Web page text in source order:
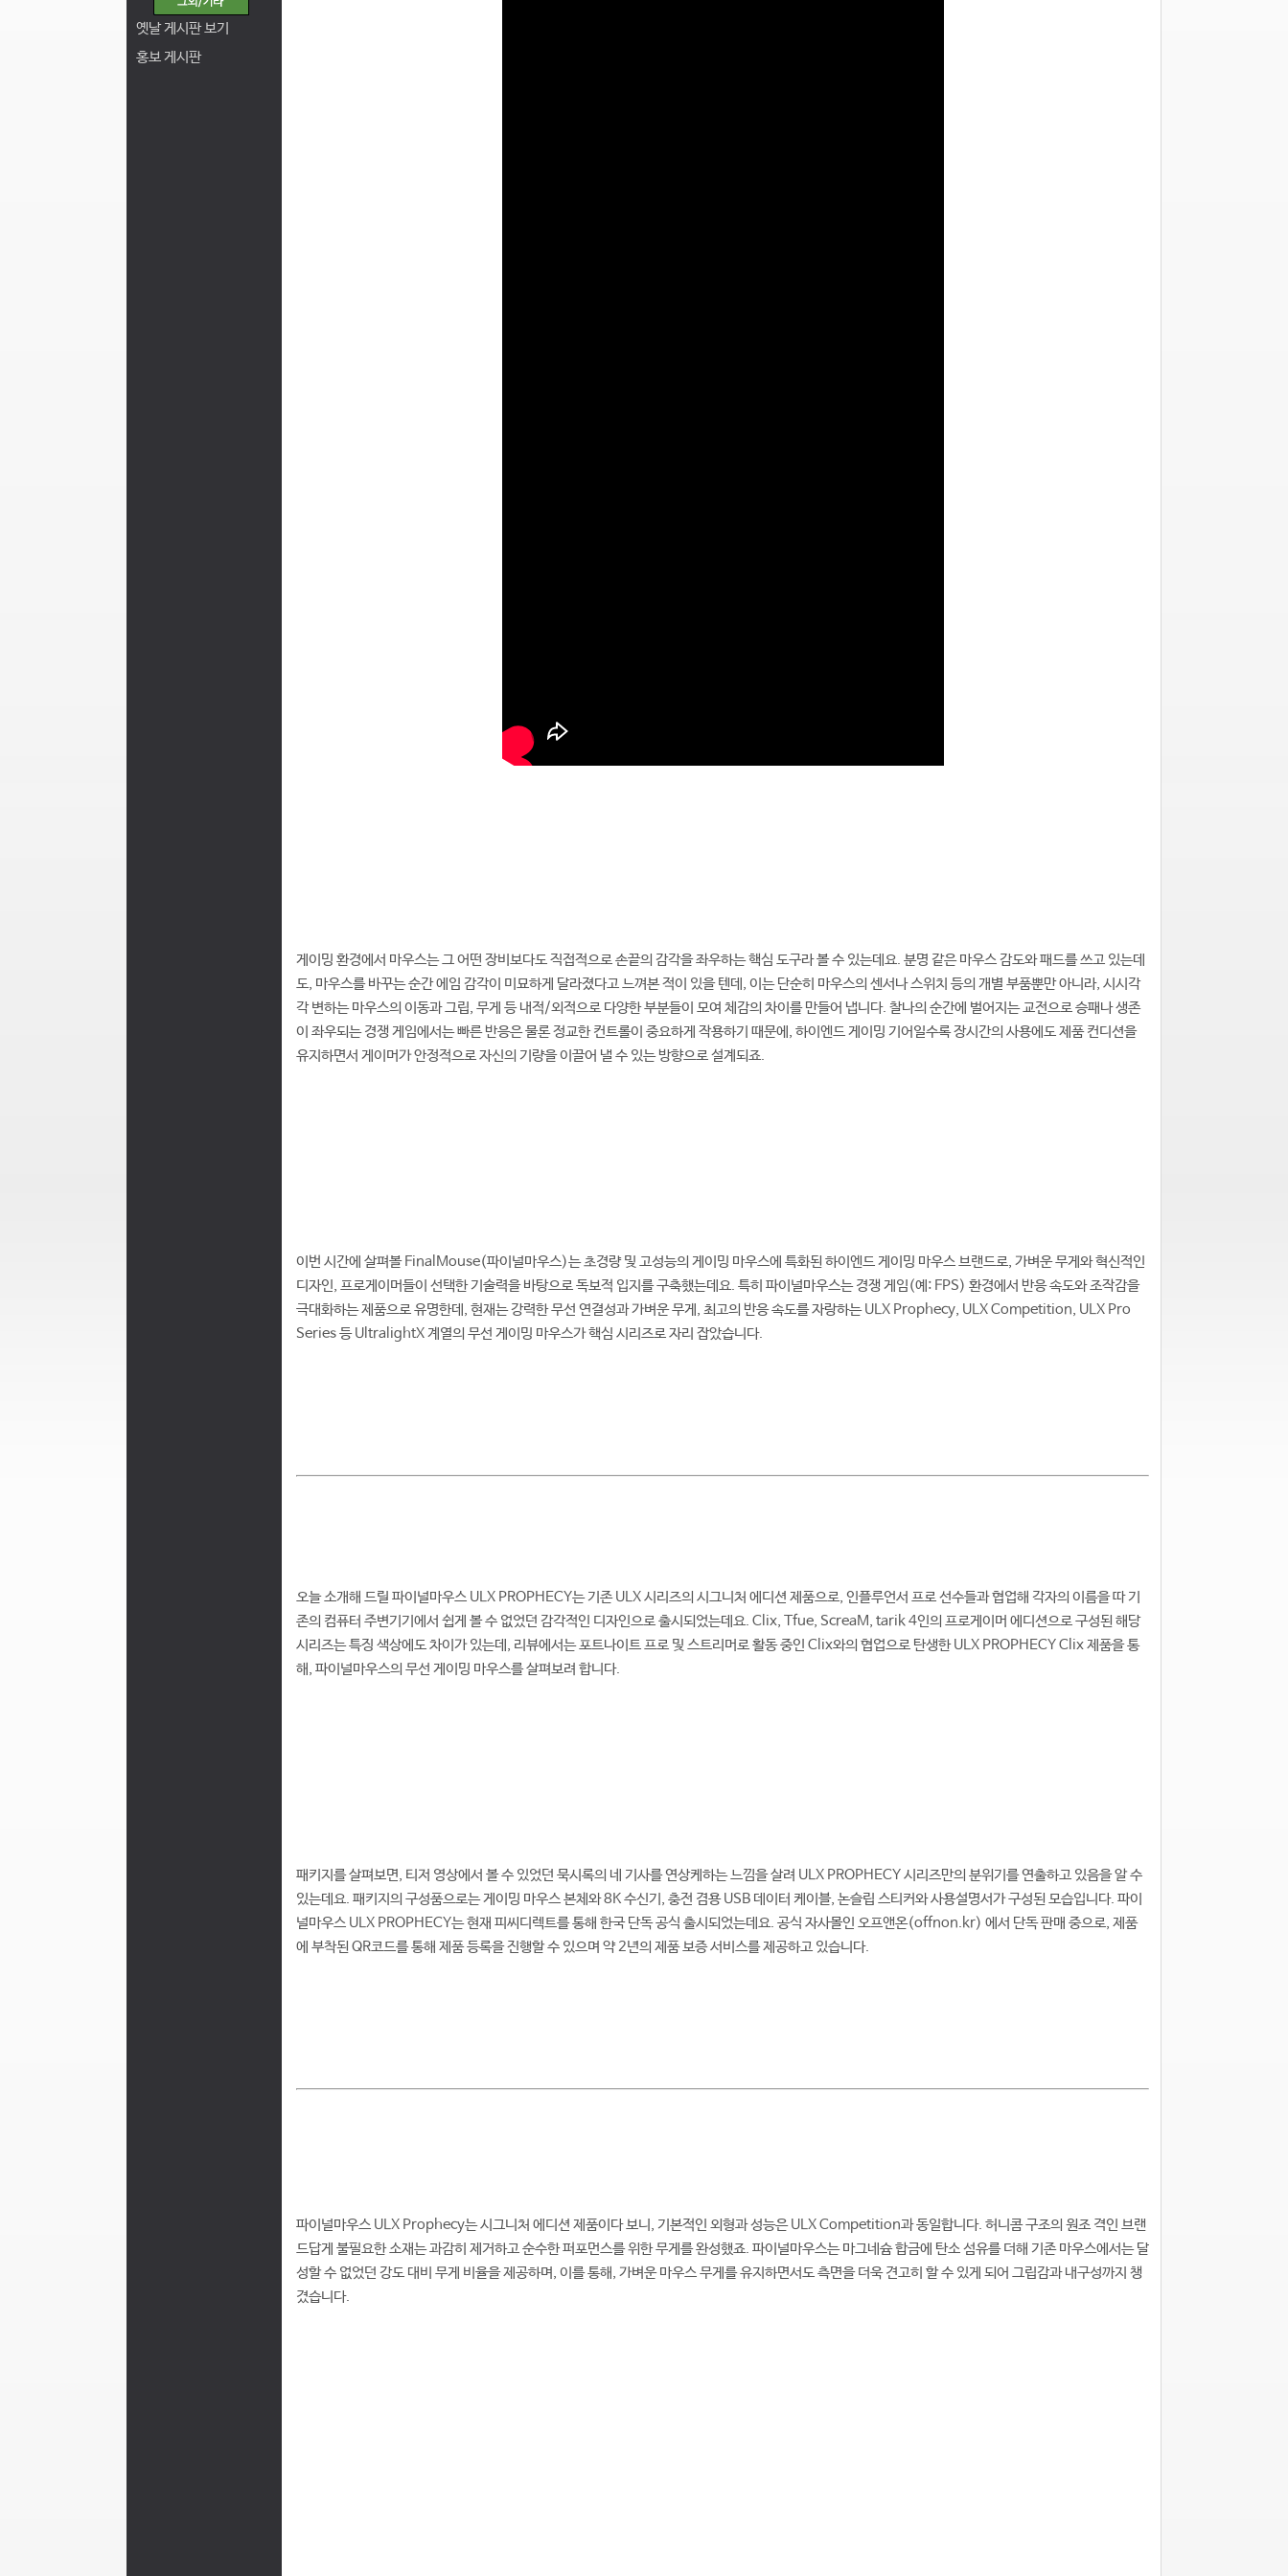
옛날 게시판 보기
홍보 게시판
게이밍 환경에서 마우스는 그 어떤 장비보다도 직접적으로 손끝의 감각을 좌우하는 핵심 도구라 볼 수 있는데요. 분명 같은 마우스 감도와 패드를 쓰고 있는데
도, 마우스를 바꾸는 순간 에임 감각이 미묘하게 달라졌다고 느껴본 적이 있을 텐데, 이는 단순히 마우스의 센서나 스위치 등의 개별 부품뿐만 아니라, 시시각
각 변하는 마우스의 이동과 그립, 무게 등 내적/외적으로 다양한 부분들이 모여 체감의 차이를 만들어 냅니다. 찰나의 순간에 벌어지는 교전으로 승패나 생존
이 좌우되는 경쟁 게임에서는 빠른 반응은 물론 정교한 컨트롤이 중요하게 작용하기 때문에, 하이엔드 게이밍 기어일수록 장시간의 사용에도 제품 컨디션을
유지하면서 게이머가 안정적으로 자신의 기량을 이끌어 낼 수 있는 방향으로 설계되죠.
이번 시간에 살펴볼 FinalMouse(파이널마우스)는 초경량 및 고성능의 게이밍 마우스에 특화된 하이엔드 게이밍 마우스 브랜드로, 가벼운 무게와 혁신적인
디자인, 프로게이머들이 선택한 기술력을 바탕으로 독보적 입지를 구축했는데요. 특히 파이널마우스는 경쟁 게임(예: FPS) 환경에서 반응 속도와 조작감을
극대화하는 제품으로 유명한데, 현재는 강력한 무선 연결성과 가벼운 무게, 최고의 반응 속도를 자랑하는 ULX Prophecy, ULX Competition, ULX Pro
Series 등 UltralightX 계열의 무선 게이밍 마우스가 핵심 시리즈로 자리 잡았습니다.
오늘 소개해 드릴 파이널마우스 ULX PROPHECY는 기존 ULX 시리즈의 시그니처 에디션 제품으로, 인플루언서 프로 선수들과 협업해 각자의 이름을 따 기
존의 컴퓨터 주변기기에서 쉽게 볼 수 없었던 감각적인 디자인으로 출시되었는데요. Clix, Tfue, ScreaM, tarik 4인의 프로게이머 에디션으로 구성된 해당
시리즈는 특징 색상에도 차이가 있는데, 리뷰에서는 포트나이트 프로 및 스트리머로 활동 중인 Clix와의 협업으로 탄생한 ULX PROPHECY Clix 제품을 통
해, 파이널마우스의 무선 게이밍 마우스를 살펴보려 합니다.
패키지를 살펴보면, 티저 영상에서 볼 수 있었던 묵시록의 네 기사를 연상케하는 느낌을 살려 ULX PROPHECY 시리즈만의 분위기를 연출하고 있음을 알 수
있는데요. 패키지의 구성품으로는 게이밍 마우스 본체와 8K 수신기, 충전 겸용 USB 데이터 케이블, 논슬립 스티커와 사용설명서가 구성된 모습입니다. 파이
널마우스 ULX PROPHECY는 현재 피씨디렉트를 통해 한국 단독 공식 출시되었는데요. 공식 자사몰인 오프앤온(offnon.kr) 에서 단독 판매 중으로, 제품
에 부착된 QR코드를 통해 제품 등록을 진행할 수 있으며 약 2년의 제품 보증 서비스를 제공하고 있습니다.
파이널마우스 ULX Prophecy는 시그니처 에디션 제품이다 보니, 기본적인 외형과 성능은 ULX Competition과 동일합니다. 허니콤 구조의 원조 격인 브랜
드답게 불필요한 소재는 과감히 제거하고 순수한 퍼포먼스를 위한 무게를 완성했죠. 파이널마우스는 마그네슘 합금에 탄소 섬유를 더해 기존 마우스에서는 달
성할 수 없었던 강도 대비 무게 비율을 제공하며, 이를 통해, 가벼운 마우스 무게를 유지하면서도 측면을 더욱 견고히 할 수 있게 되어 그립감과 내구성까지 챙
겼습니다.